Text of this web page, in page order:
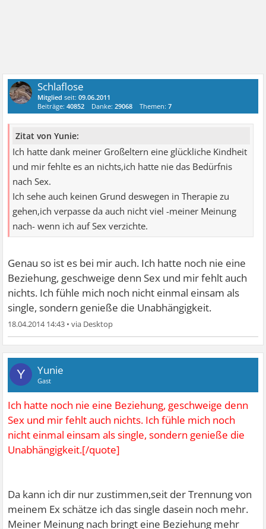
Schlaflose
Mitglied seit:09.06.2011
Beiträge:40852 Danke:29068 Themen:7
Zitat von Yunie:
Ich hatte dank meiner Großeltern eine glückliche Kindheit
und mir fehlte es an nichts,ich hatte nie das Bedürfnis
nach Sex.
Ich sehe auch keinen Grund deswegen in Therapie zu
gehen,ich verpasse da auch nicht viel -meiner Meinung
nach- wenn ich auf Sex verzichte.
Genau so ist es bei mir auch. Ich hatte noch nie eine
Beziehung, geschweige denn Sex und mir fehlt auch
nichts. Ich fühle mich noch nicht einmal einsam als
single, sondern genieße die Unabhängigkeit.
18.04.2014 14:43 •
Y Yunie
Gast
Ich hatte noch nie eine Beziehung, geschweige denn
Sex und mir fehlt auch nichts. Ich fühle mich noch
nicht einmal einsam als single, sondern genieße die
Unabhängigkeit.[/quote]
Da kann ich dir nur zustimmen,seit der Trennung von
meinem Ex schätze ich das single dasein noch mehr.
Meiner Meinung nach bringt eine Beziehung mehr